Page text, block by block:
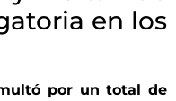
en los
por un total de